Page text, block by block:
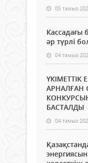
05 тамыз
Кассадағы
әр түрлі
04 тамыз
БАСТАЛДЫ
04 тамыз